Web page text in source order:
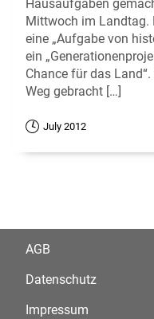
Hausaufgaben
Mittwoch im Landtag.
eine „Aufgabe von
ein
Chance für das
Weg gebracht […]
July 2012
AGB
Datenschutz
Impressum